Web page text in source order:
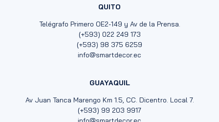
QUITO
Telégrafo Primero OE2-149 y Av de la Prensa.
(+593) 022 249 173
(+593) 98 375 6259
info@smartdecor.ec
GUAYAQUIL
Av Juan Tanca Marengo Km 1.5, CC. Dicentro. Local 7.
(+593) 99 203 9917